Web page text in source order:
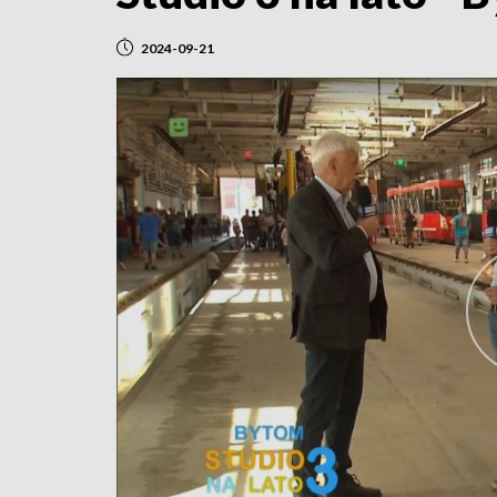
2024-09-21